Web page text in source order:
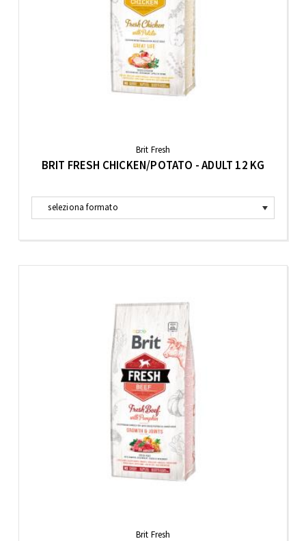
Brit Fresh
BRIT FRESH CHICKEN/POTATO - ADULT 12 KG
seleziona formato
Brit Fresh